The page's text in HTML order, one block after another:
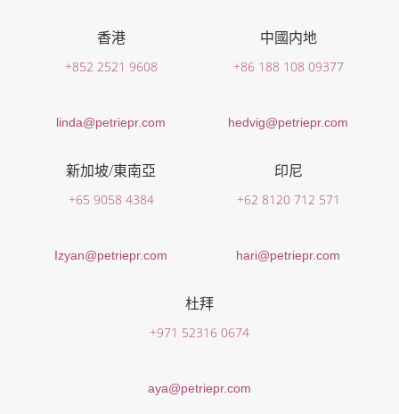
香港
+852 2521 9608
linda@petriepr.com
中國内地
+86 188 108 09377
hedvig@petriepr.com
新加坡/東南亞
+65 9058 4384
Izyan@petriepr.com
印尼
+62 8120 712 571
hari@petriepr.com
杜拜
+971 52316 0674
aya@petriepr.com